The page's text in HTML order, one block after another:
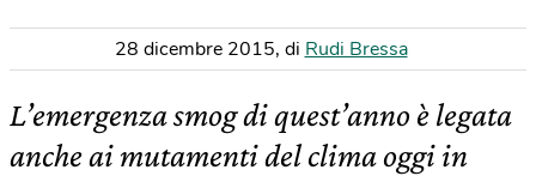
28 dicembre 2015, di Rudi Bressa
L’emergenza smog di quest’anno è legata
anche ai mutamenti del clima oggi in